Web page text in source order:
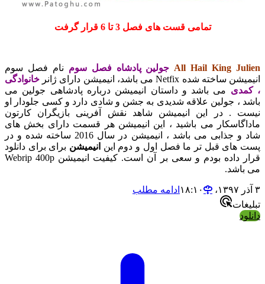
تمامی قست های فصل 3 تا 6 قرار گرفت
All Hail King Julien جولین پادشاه فصل سوم نام فصل سوم
انیمیشن ساخته شده Netfix می باشد، انیمیشن دارای ژانر
خانوادگی
، کمدی می باشد و داستان انیمیشن درباره پادشاهی جولین می
باشد ، جولین علاقه شدیدی به جشن و شادی دارد و کسی جلودار او
نیست . در این انیمیشن شاهد نقش آفرینی بازیگران کارتون
ماداگاسکار می باشید ، این انیمیشن هر قسمت دارای بخش های
شاد و جذابی می باشد ، انیمیشن در سال 2016 ساخته شده و در
پست های قبل تر ما فصل اول و دوم این انیمیشن برای برای دانلود
قرار داده بودم و سعی بر آن است. کیفیت انیمیشن Webrip 400p
می باشد.
۳ آذر ۱۳۹۷،‏ ۱۸:۱۰
ادامه مطلب
تبلیغات
دانلود